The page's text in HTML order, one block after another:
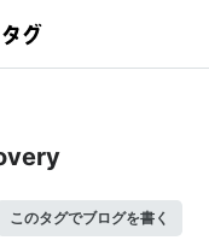
このタグでブログを書く